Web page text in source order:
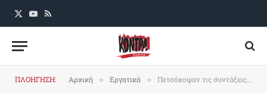
X
YouTube
RSS
ΠΛΟΗΓΗΣΗ: Αρχική » Εργατικά » Πετσόκοψαν τις συντάξεις χηρείας (παράνομα και στη ζούλα)